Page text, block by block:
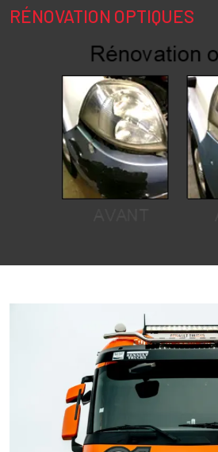
Texte
RÉNOVATION OPTIQUES